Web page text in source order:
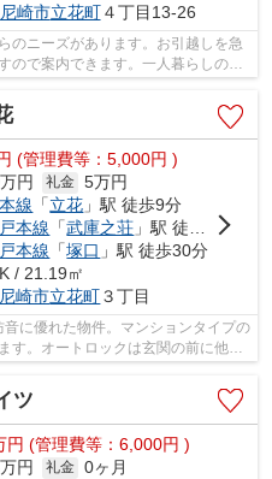
尼崎市立花町４丁目13-26
のニーズがあります。お引越しを急
ので案内できます。一人暮らしの方
ンションタ...
(管理費等：5,000円 )
円 礼金 5万円
線 「立花 」駅 徒歩9分
本線 「武庫之荘 」駅 徒歩22分
本線 「塚口 」駅 徒歩30分
/ 21.19㎡
尼崎市立花町３丁目
に優れた物件。マンションタイプの
す。オートロックは玄関の前に他人
ツ
円 (管理費等：6,000円 )
円 礼金 0ヶ月